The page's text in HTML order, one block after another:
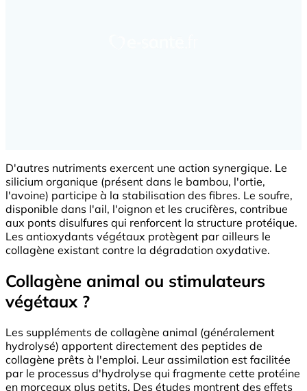
D'autres nutriments exercent une action synergique. Le
silicium organique (présent dans le bambou, l'ortie,
l'avoine) participe à la stabilisation des fibres. Le soufre,
disponible dans l'ail, l'oignon et les crucifères, contribue
aux ponts disulfures qui renforcent la structure protéique.
Les antioxydants végétaux protègent par ailleurs le
collagène existant contre la dégradation oxydative.
Collagène animal ou stimulateurs
végétaux ?
Les suppléments de collagène animal (généralement
hydrolysé) apportent directement des peptides de
collagène prêts à l'emploi. Leur assimilation est facilitée
par le processus d'hydrolyse qui fragmente cette protéine
en morceaux plus petits. Des études montrent des effets